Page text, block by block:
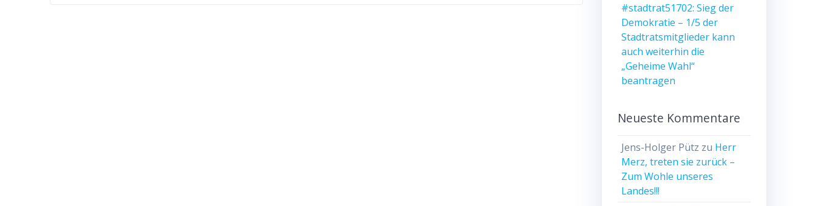
#stadtrat51702: Sieg der
Demokratie – 1/5 der
Stadtratsmitglieder kann
auch weiterhin die
„Geheime Wahl“
beantragen
Neueste Kommentare
Jens-Holger Pütz zu Herr
Merz, treten sie zurück –
Zum Wohle unseres
Landes!!!